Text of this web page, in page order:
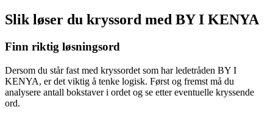
Slik løser du kryssord med BY I KENYA
Finn riktig løsningsord
Dersom du står fast med kryssordet som har ledetråden BY I
KENYA, er det viktig å tenke logisk. Først og fremst må du
analysere antall bokstaver i ordet og se etter eventuelle kryssende
ord.